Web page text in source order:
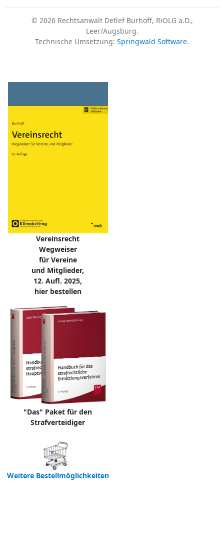
© 2026 Rechtsanwalt Detlef Burhoff, RiOLG a.D.,
Leer/Augsburg.
Technische Umsetzung: Springwald Software.
Vereinsrecht
Wegweiser
für Vereine
und Mitglieder,
12. Aufl. 2025,
hier bestellen
"Das" Paket für den
Strafverteidiger
Weitere Bestellmöglichkeiten